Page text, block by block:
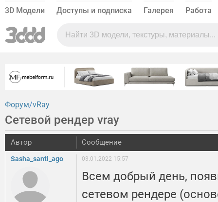
3D Модели Доступы и подписка Галерея Работа
Форум vRay
Сетевой рендер vray
Автор Сообщение
Sasha_santi_ago 03.01.2022 15:57
Всем добрый день,
сетевом рендере